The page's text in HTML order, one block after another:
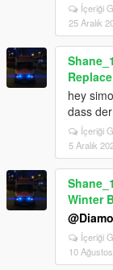
İçeriği
25 Aralık
Replace
hey
dass
İçeriği
5 Aralık
Winter
İçeriği
10